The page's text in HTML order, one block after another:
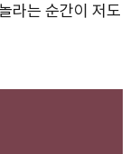
라는 순간이 저도